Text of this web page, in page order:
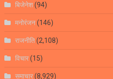
बिजेनेश(94)
मनोरंजन(146)
राजनीति(2,108)
विचार(15)
समाचार(8,929)